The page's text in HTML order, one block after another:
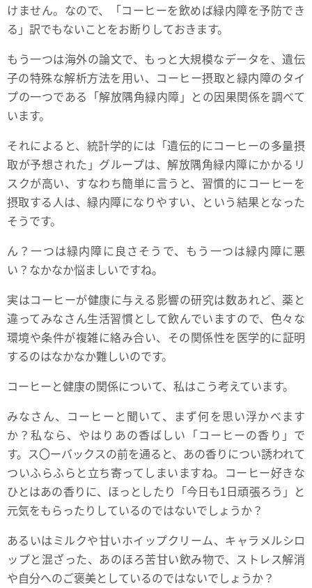
けません。なので、「コーヒーを飲めば緑内障を予防でき
る」訳でもないことをお断りしておきます。
もう一つは海外の論文で、もっと大規模なデータを、遺伝
子の特殊な解析方法を用い、コーヒー摂取と緑内障のタイ
プの一つである「解放隅角緑内障」との因果関係を調べて
います。
それによると、統計学的には「遺伝的にコーヒーの多量摂
取が予想された」グループは、解放隅角緑内障にかかるリ
スクが高い、すなわち簡単に言うと、習慣的にコーヒーを
摂取する人は、緑内障になりやすい、という結果となった
そうです。
ん？一つは緑内障に良さそうで、もう一つは緑内障に悪
い？なかなか悩ましいですね。
実はコーヒーが健康に与える影響の研究は数あれど、薬と
違ってみなさん生活習慣として飲んでいますので、色々な
環境や条件が複雑に絡み合い、その関係性を医学的に証明
するのはなかなか難しいのです。
コーヒーと健康の関係について、私はこう考えています。
みなさん、コーヒーと聞いて、まず何を思い浮かべます
か？私なら、やはりあの香ばしい「コーヒーの香り」で
す。ス〇ーバックスの前を通ると、あの香りについ誘われて
ついふらふらと立ち寄ってしまいますね。コーヒー好きな
ひとはあの香りに、ほっとしたり「今日も1日頑張ろう」と
元気をもらったりしているのではないでしょうか？
あるいはミルクや甘いホイップクリーム、キャラメルシロ
ップと混ざった、あのほろ苦甘い飲み物で、ストレス解消
や自分へのご褒美としているのではないでしょうか？